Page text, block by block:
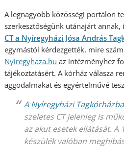
A legnagyobb közösségi portálon
szerkesztőségünk utánajárt annak,
CT a Nyíregyházi Jósa András
egymástól kérdezgették, mire
Nyiregyhaza.hu az intézményhez
tájékoztatásért. A kórház válasza
aggodalmakat és egyértelművé
A Nyíregyházi
szeletes CT jelenleg is
az akut esetek ellátását. A
készülék valóban